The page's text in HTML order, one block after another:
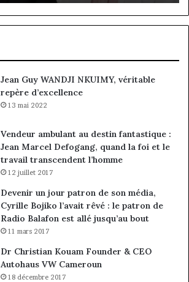
à
la
Jean Guy WANDJI NKUIMY, véritable
repère d’excellence
13 mai 2022
Vendeur ambulant au destin fantastique :
Jean Marcel Defogang, quand la foi et le
travail transcendent l’homme
12 juillet 2017
Devenir un jour patron de son média,
Cyrille Bojiko l’avait rêvé : le patron de
Radio Balafon est allé jusqu’au bout
11 mars 2017
Dr Christian Kouam Founder & CEO
Autohaus VW Cameroun
18 décembre 2017